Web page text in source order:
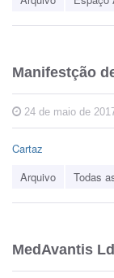
Manifestção
24 de maio de
Cartaz
Arquivo
Todas
MedAvantis